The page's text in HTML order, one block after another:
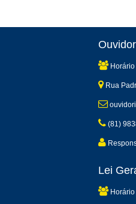
Horário
Rua
(81)
Lei
Horário